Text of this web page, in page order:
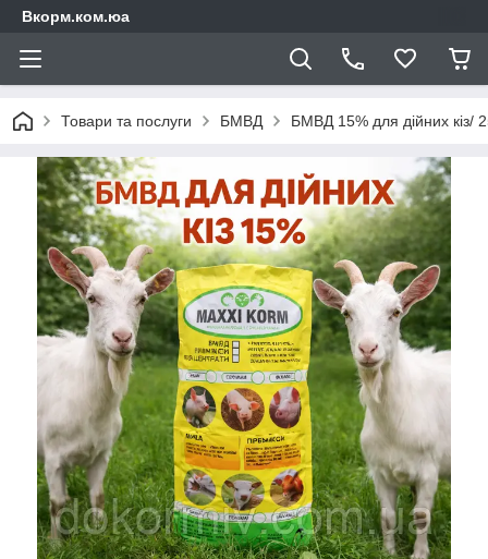
Вкорм.ком.юа
Товари та послуги БМВД БМВД 15% для дійних кіз/